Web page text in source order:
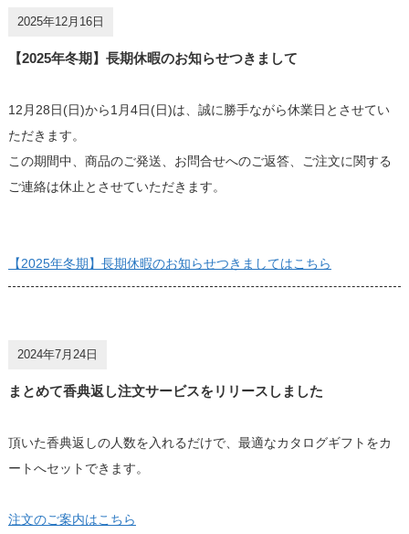
2025年12月16日
【2025年冬期】長期休暇のお知らせつきまして
12月28日(日)から1月4日(日)は、誠に勝手ながら休業日とさせてい
ただきます。
この期間中、商品のご発送、お問合せへのご返答、ご注文に関する
ご連絡は休止とさせていただきます。
【2025年冬期】長期休暇のお知らせつきましてはこちら
2024年7月24日
まとめて香典返し注文サービスをリリースしました
頂いた香典返しの人数を入れるだけで、最適なカタログギフトをカ
ートへセットできます。
注文のご案内はこちら